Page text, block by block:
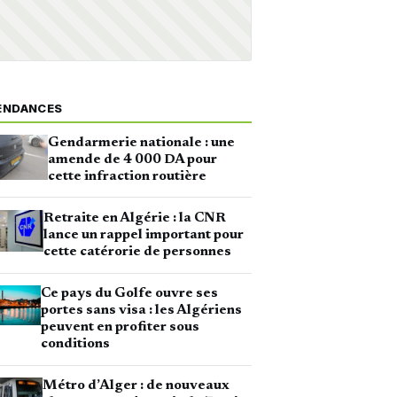
Gendarmerie nationale : une
amende de 4 000 DA pour
cette infraction routière
Retraite en Algérie : la CNR
lance un rappel important pour
cette catérorie de personnes
Ce pays du Golfe ouvre ses
portes sans visa : les Algériens
peuvent en profiter sous
conditions
Métro d’Alger : de nouveaux